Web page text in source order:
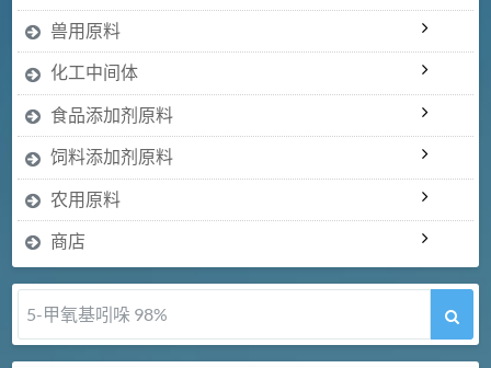
兽用原料
化工中间体
食品添加剂原料
饲料添加剂原料
农用原料
商店
5-甲氧基吲哚 98%